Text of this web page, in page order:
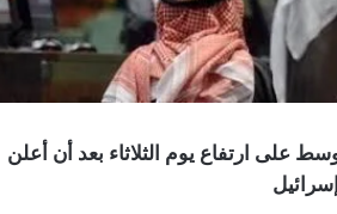
على ارتفاع يوم الثلاثاء بعد أن أعلن